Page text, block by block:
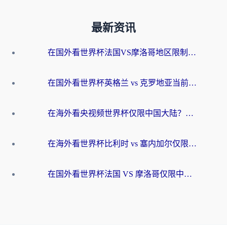
最新资讯
在国外看世界杯法国VS摩洛哥地区限制？这篇指南让你流畅看中文解说无压力
在国外看世界杯英格兰 vs 克罗地亚当前地区不可播放？这篇指南帮你搞定所有海外观赛难题
在海外看央视频世界杯仅限中国大陆？这篇指南帮你解锁中文解说+无卡顿直播
在海外看世界杯比利时 vs 塞内加尔仅限中国大陆？我找到了最流畅的中文解说之路
在国外看世界杯法国 VS 摩洛哥仅限中国大陆？海外党这样看中文解说赛事不卡顿